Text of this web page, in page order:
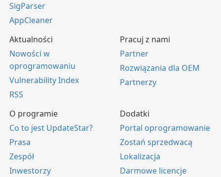
SigParser
AppCleaner
Aktualności
Nowości w
oprogramowaniu
Vulnerability Index
RSS
Pracuj z nami
Partner
Rozwiązania dla OEM
Partnerzy
O programie
Co to jest UpdateStar?
Prasa
Zespół
Inwestorzy
Dodatki
Portal oprogramowanie
Zostań sprzedwacą
Lokalizacja
Darmowe licencje